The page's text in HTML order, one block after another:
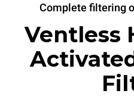
Complete filtering
Ventless